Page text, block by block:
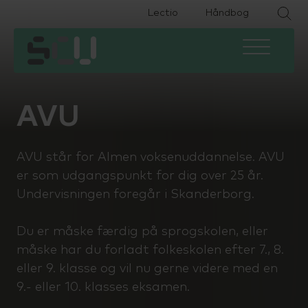
Lectio Håndbog
AVU
AVU står for Almen voksenuddannelse. AVU
er som udgangspunkt for dig over 25 år.
Undervisningen foregår i Skanderborg.
Du er måske færdig på sprogskolen, eller
måske har du forladt folkeskolen efter 7., 8.
eller 9. klasse og vil nu gerne videre med en
9.- eller 10. klasses eksamen.
HF2
HF-enkeltfag
EUX Business
EUD Business
Forberedende voksenuddannelse
(FVU)
Find medarbejder
Kontakt
Job på SCU
Bestyrelse og LUU
IT
Podcast
Specialpædagogisk støtte
Studievejledning
SU og økonomi